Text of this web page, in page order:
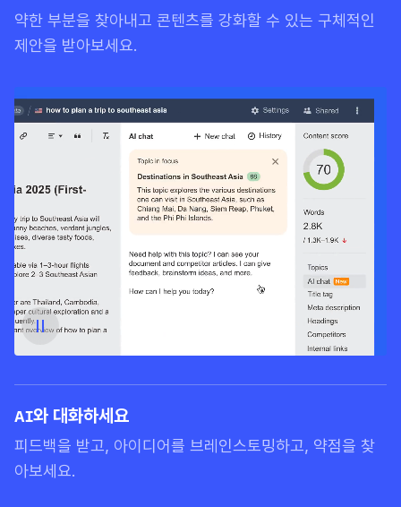
약한 부분을 찾아내고 콘텐츠를 강화할 수 있는 구체적인
제안을 받아보세요.
AI와 대화하세요
피드백을 받고, 아이디어를 브레인스토밍하고, 약점을 찾
아보세요.